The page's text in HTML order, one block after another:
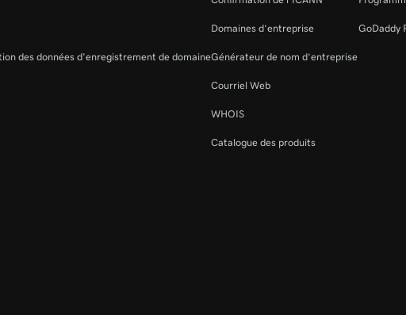
des données d'enregistrement de domaine
Domaines d’entreprise
Générateur de nom d’entreprise
Courriel Web
WHOIS
Catalogue des produits
GoDaddy